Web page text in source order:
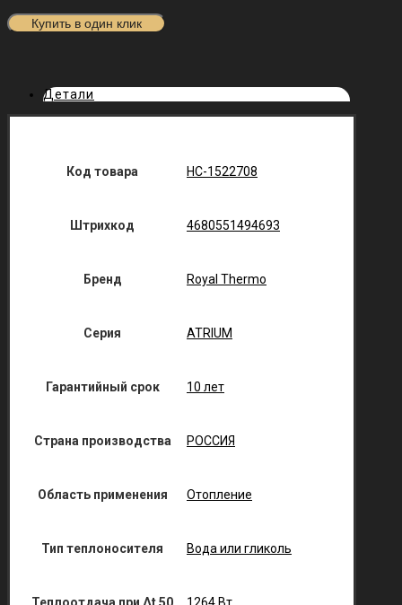
Купить в один клик
Детали
Код товара НС-1522708
Штрихкод 4680551494693
Бренд Royal Thermo
Серия ATRIUM
Гарантийный срок 10 лет
Страна производства РОССИЯ
Область применения Отопление
Тип теплоносителя Вода или гликоль